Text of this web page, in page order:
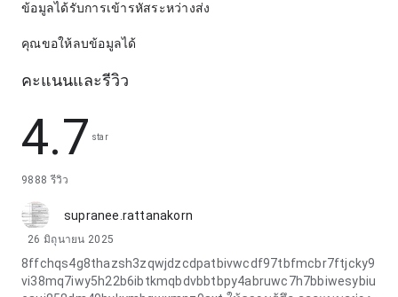
ข้อมูลได้รับการเข้ารหัสระหว่างส่ง
คุณขอให้ลบข้อมูลได้
คะแนนและรีวิว
4.7 star
9888 รีวิว
supranee.rattanakorn
26 มิถุนายน 2025
8ffchqs4g8thazsh3zqwjdzcdpatbivwcdf97tbfmcbr7ftjcky9
vi38mq7iwy5h22b6ibtkmqbdvbbtbpy4abruwc7h7bbiwesybiu